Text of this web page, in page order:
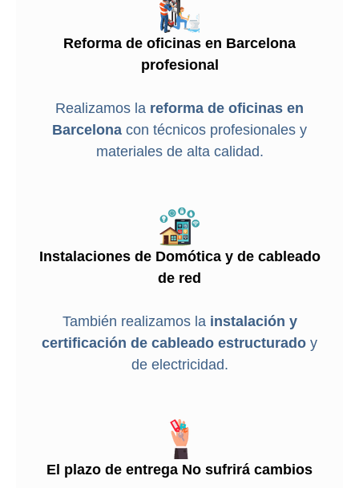
Reforma de oficinas en Barcelona
profesional
Realizamos la reforma de oficinas en
Barcelona con técnicos profesionales y
materiales de alta calidad.
Instalaciones de Domótica y de cableado
de red
También realizamos la instalación y
certificación de cableado estructurado y
de electricidad.
El plazo de entrega No sufrirá cambios